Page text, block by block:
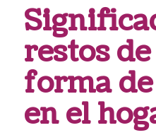
restos
forma
en el